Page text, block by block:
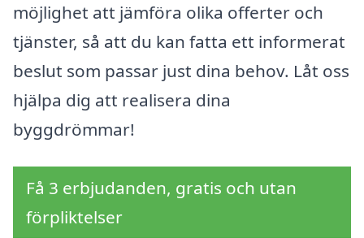
möjlighet att jämföra olika offerter och
tjänster, så att du kan fatta ett informerat
beslut som passar just dina behov. Låt oss
hjälpa dig att realisera dina
byggdrömmar!
Få 3 erbjudanden, gratis och utan
förpliktelser